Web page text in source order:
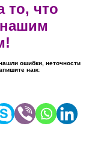
то, что
ошибки, неточности
нам: